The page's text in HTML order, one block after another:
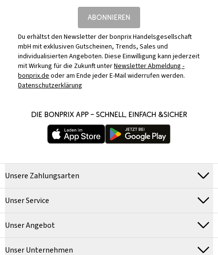
ABONNIEREN
Du erhältst den Newsletter der bonprix Handelsgesellschaft
mbH mit exklusiven Gutscheinen, Trends, Sales und
individualisierten Angeboten. Diese Einwilligung kann jederzeit
mit Wirkung für die Zukunft unterNewsletter Abmeldung -
bonprix.deoder am Ende jeder E-Mail widerrufen werden.
Datenschutzerklärung
DIE BONPRIX APP – SCHNELL, EINFACH &SICHER
Unsere Zahlungsarten
Unser Service
Unser Angebot
Unser Unternehmen